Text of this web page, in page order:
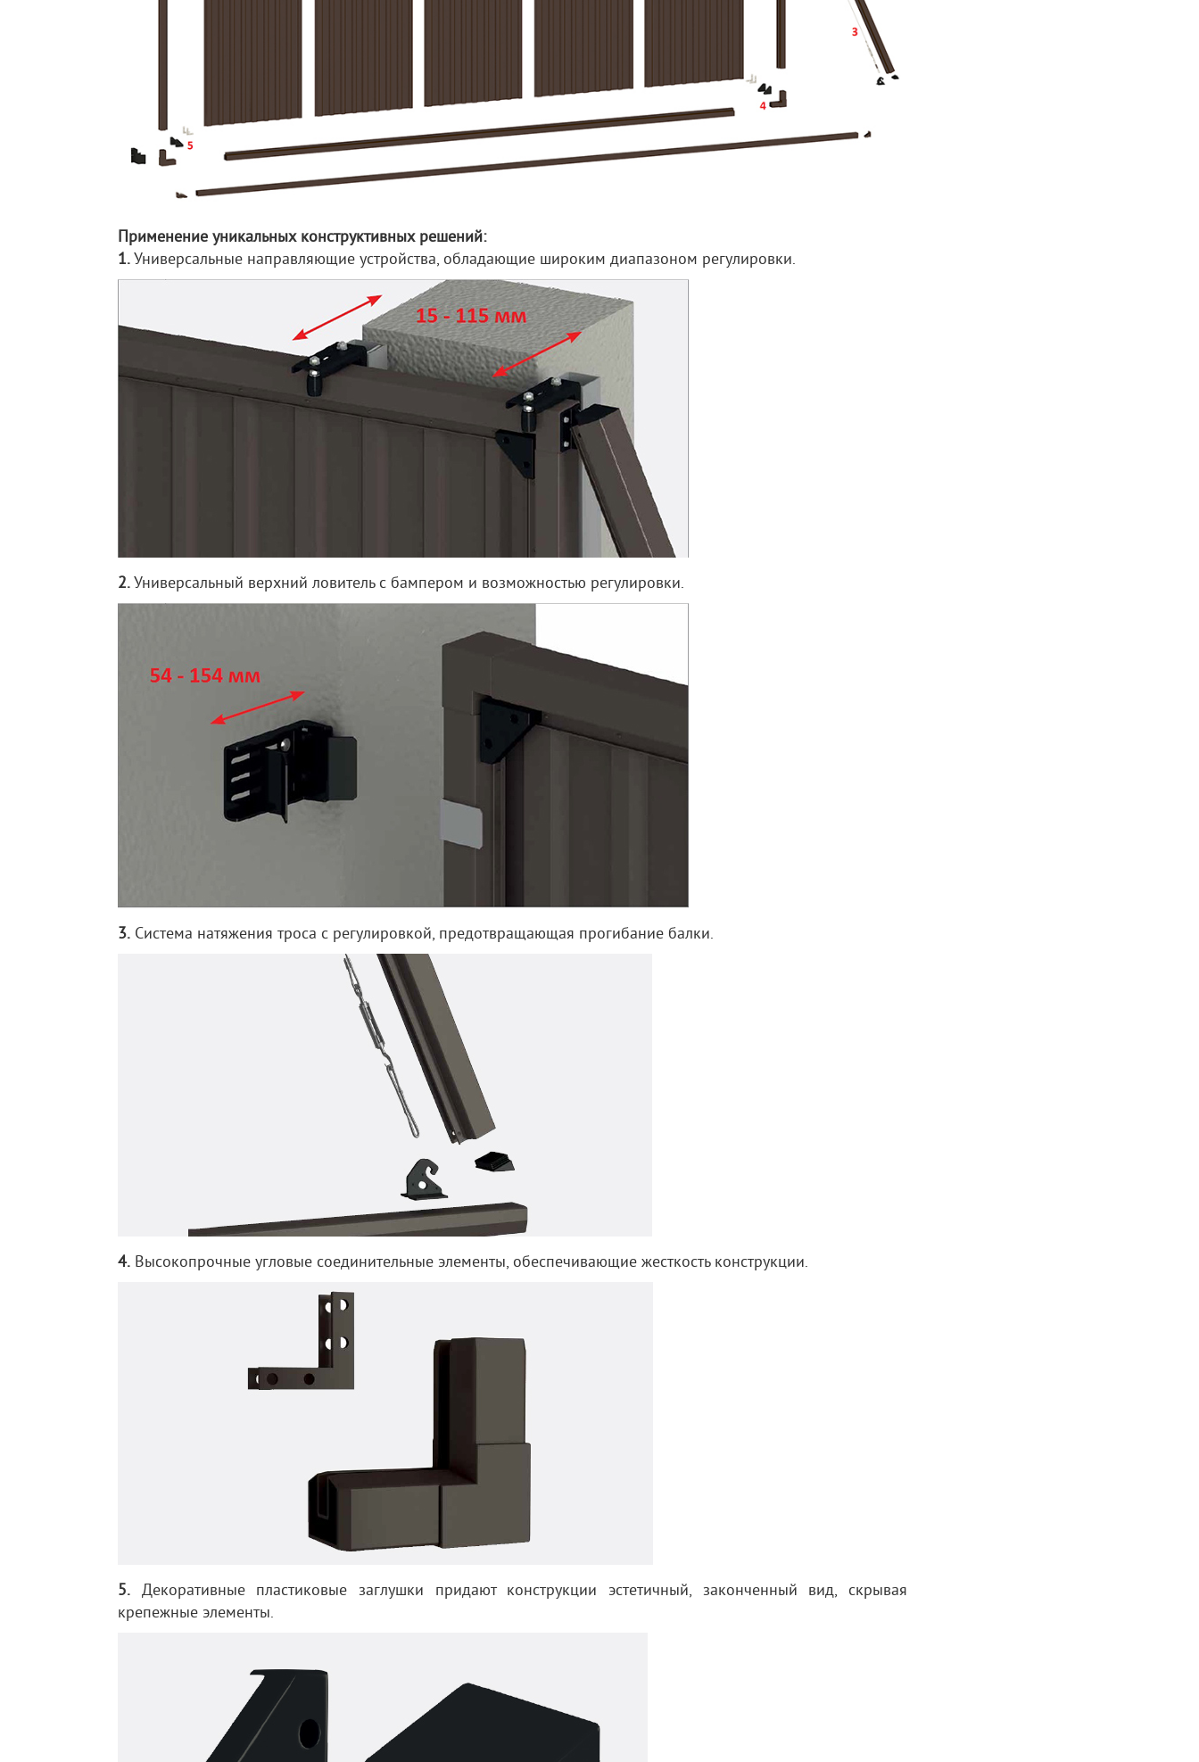
Применение уникальных конструктивных решений:
1. Универсальные направляющие устройства, обладающие широким диапазоном регулировки.
2. Универсальный верхний ловитель с бампером и возможностью регулировки.
3. Система натяжения троса с регулировкой, предотвращающая прогибание балки.
4. Высокопрочные угловые соединительные элементы, обеспечивающие жесткость конструкции.
5. Декоративные пластиковые заглушки придают конструкции эстетичный, законченный вид, скрывая
крепежные элементы.